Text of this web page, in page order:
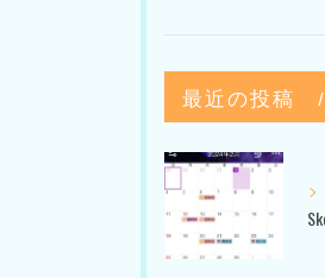
最近の投稿